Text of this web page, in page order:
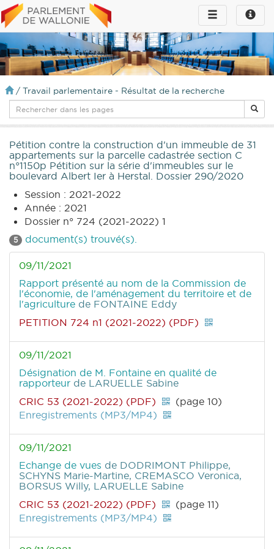
Toggle
infos
Toggle
navigation
/ Travail parlementaire - Résultat de la recherche
Pétition contre la construction d'un immeuble de 31
appartements sur la parcelle cadastrée section C
n°1150p Pétition sur la série d'immeubles sur le
boulevard Albert Ier à Herstal. Dossier 290/2020
Session : 2021-2022
Année : 2021
Dossier n° 724 (2021-2022) 1
5 document(s) trouvé(s).
09/11/2021
Rapport présenté au nom de la Commission de
l'économie, de l'aménagement du territoire et de
l'agriculture de FONTAINE Eddy
PETITION 724 n1 (2021-2022) (PDF)
09/11/2021
Désignation de M. Fontaine en qualité de
rapporteur de LARUELLE Sabine
CRIC 53 (2021-2022) (PDF)
(page 10)
Enregistrements (MP3/MP4)
09/11/2021
Echange de vues de DODRIMONT Philippe,
SCHYNS Marie-Martine, CREMASCO Veronica,
BORSUS Willy, LARUELLE Sabine
CRIC 53 (2021-2022) (PDF)
(page 11)
Enregistrements (MP3/MP4)